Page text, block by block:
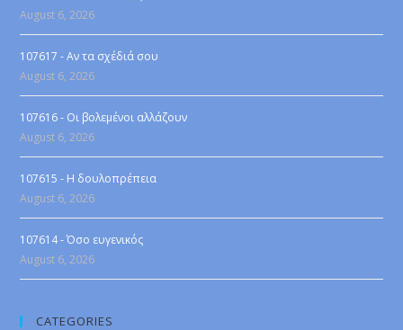
August 6, 2026
107617 - Αν τα σχέδιά σου
August 6, 2026
107616 - Οι βολεμένοι αλλάζουν
August 6, 2026
107615 - Η δουλοπρέπεια
August 6, 2026
107614 - Όσο ευγενικός
August 6, 2026
CATEGORIES